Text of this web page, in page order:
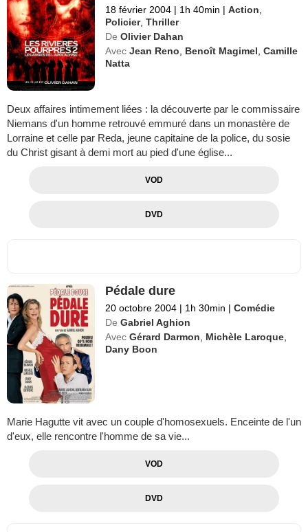
18 février 2004 | 1h 40min | Action
Policier,Thriller
De Olivier Dahan
Avec Jean Reno Benoît Magimel ,Camille
Natta
Deux affaires intimement liées : la découverte par le commissaire
Niemans d'un homme retrouvé emmuré dans un monastère de
Lorraine et celle par Reda, jeune capitaine de la police, du sosie
du Christ gisant à demi mort au pied d'une église...
VOD
DVD
Pédale dure
20 octobre 2004 | 1h 30min | Comédie
De Gabriel Aghion
Avec Gérard Darmon Michèle Laroque
Dany Boon
Marie Hagutte vit avec un couple d'homosexuels. Enceinte de l'un
d'eux, elle rencontre l'homme de sa vie...
VOD
DVD